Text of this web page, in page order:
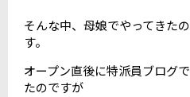
そんな中、母娘でやってきた
す。
オープン直後に特派員ブログ
たのですが